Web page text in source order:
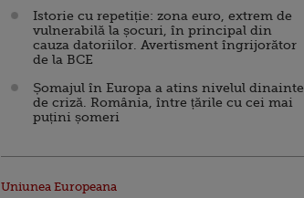
Istorie cu repetiție: zona euro, extrem de
vulnerabilă la șocuri, în principal din
cauza datoriilor. Avertisment îngrijorător
de la BCE
Șomajul în Europa a atins nivelul dinainte
de criză. România, între țările cu cei mai
puțini șomeri
Uniunea Europeana